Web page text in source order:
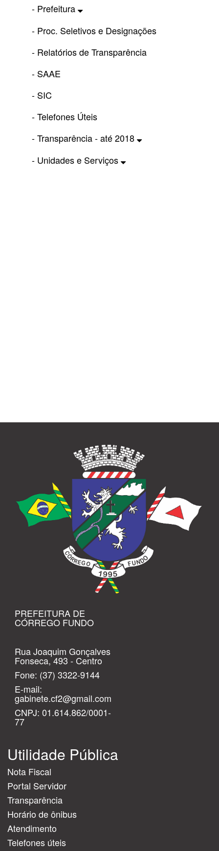
- Prefeitura
- Proc. Seletivos e Designações
- Relatórios de Transparência
- SAAE
- SIC
- Telefones Úteis
- Transparência - até 2018
- Unidades e Serviços
PREFEITURA DE
CÓRREGO FUNDO
Rua Joaquim Gonçalves
Fonseca, 493 - Centro
Fone: (37) 3322-9144
E-mail:
gabinete.cf2@gmail.com
CNPJ: 01.614.862/0001-
77
Utilidade Pública
Nota Fiscal
Portal Servidor
Transparência
Horário de ônibus
Atendimento
Telefones úteis